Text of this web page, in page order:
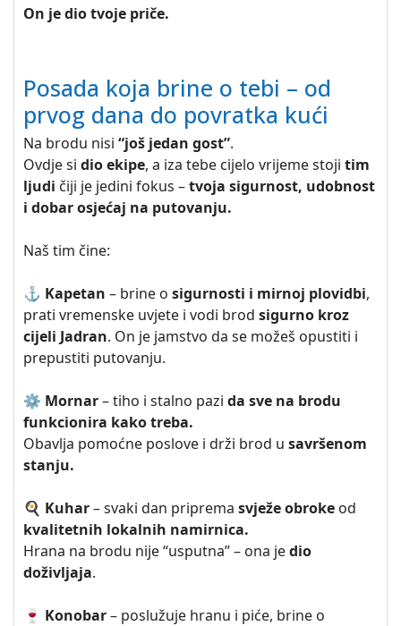
On je dio tvoje priče.
Posada koja brine o tebi – od
prvog dana do povratka kući
Na brodu nisi “još jedan gost”.
Ovdje si dio ekipe, a iza tebe cijelo vrijeme stoji tim
ljudi čiji je jedini fokus –tvoja sigurnost, udobnost
i dobar osjećaj na putovanju.
Naš tim čine:
⚓ Kapetan – brine o sigurnosti i mirnoj plovidbi,
prati vremenske uvjete i vodi brod sigurno kroz
cijeli Jadran. On je jamstvo da se možeš opustiti i
prepustiti putovanju.
⚙️ Mornar– tiho i stalno pazi da sve na brodu
funkcionira kako treba.
Obavlja pomoćne poslove i drži brod u savršenom
stanju.
🍳 Kuhar– svaki dan priprema svježe obroke od
kvalitetnih lokalnih namirnica.
Hrana na brodu nije “usputna” – ona jedio
doživljaja.
🍷 Konobar– poslužuje hranu i piće, brine o